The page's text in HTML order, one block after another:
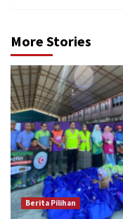
More Stories
Berita Pilihan